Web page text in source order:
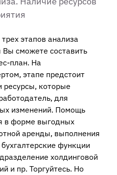
этапов анализа
Вы сможете составить
план. На
этапе предстоит
ресурсы, которые
для
изменений. Помощь
в форме выгодных
аренды, выполнения
функции
холдинговой
и пр. Торгуйтесь. Но